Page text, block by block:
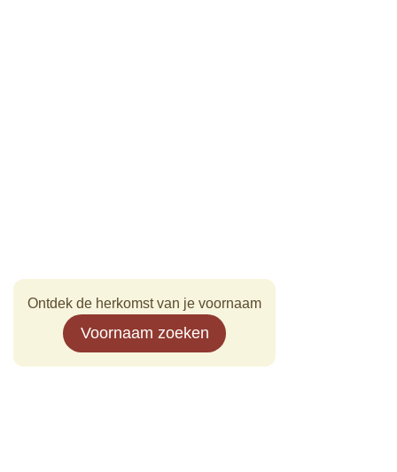
Ontdek de herkomst van je voornaam
Voornaam zoeken